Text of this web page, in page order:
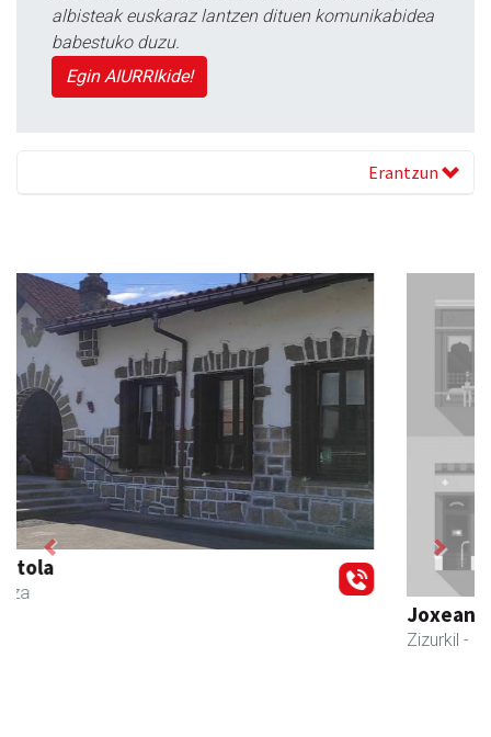
albisteak euskaraz lantzen dituen komunikabidea
babestuko duzu.
Egin AIURRIkide!
Erantzun
Previous Next